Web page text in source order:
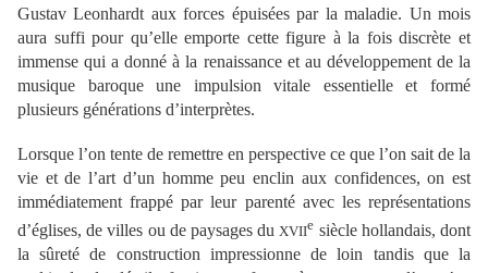
Gustav Leonhardt aux forces épuisées par la maladie. Un mois
aura suffi pour qu’elle emporte cette figure à la fois discrète et
immense qui a donné à la renaissance et au développement de la
musique baroque une impulsion vitale essentielle et formé
plusieurs générations d’interprètes.
Lorsque l’on tente de remettre en perspective ce que l’on sait de la
vie et de l’art d’un homme peu enclin aux confidences, on est
immédiatement frappé par leur parenté avec les représentations
d’églises, de villes ou de paysages du XVIIe siècle hollandais, dont
la sûreté de construction impressionne de loin tandis que la